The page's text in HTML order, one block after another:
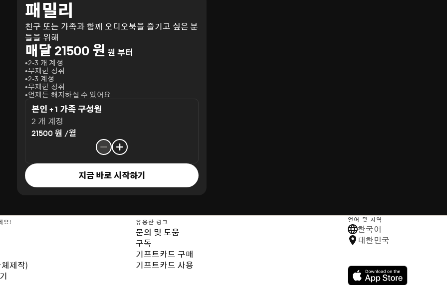
패밀리
친구 또는 가족과 함께 오디오북을 즐기고 싶은 분
들을 위해
매달 21500 원 원 부터
2-3 개 계정
무제한 청취
2-3 계정
무제한 청취
언제든 해지하실 수 있어요
본인 + 1 가족 구성원
2 개 계정
21500 원 /월
지금 바로 시작하기
요!
제작)
유용한 링크
문의 및 도움
구독
기프트카드 구매
기프트카드 사용
언어 및 지역
한국어
대한민국